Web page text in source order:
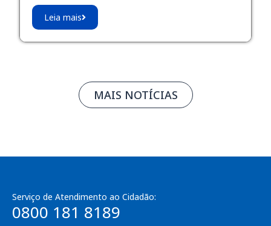
Leia mais
MAIS NOTÍCIAS
Serviço de Atendimento ao Cidadão:
0800 181 8189